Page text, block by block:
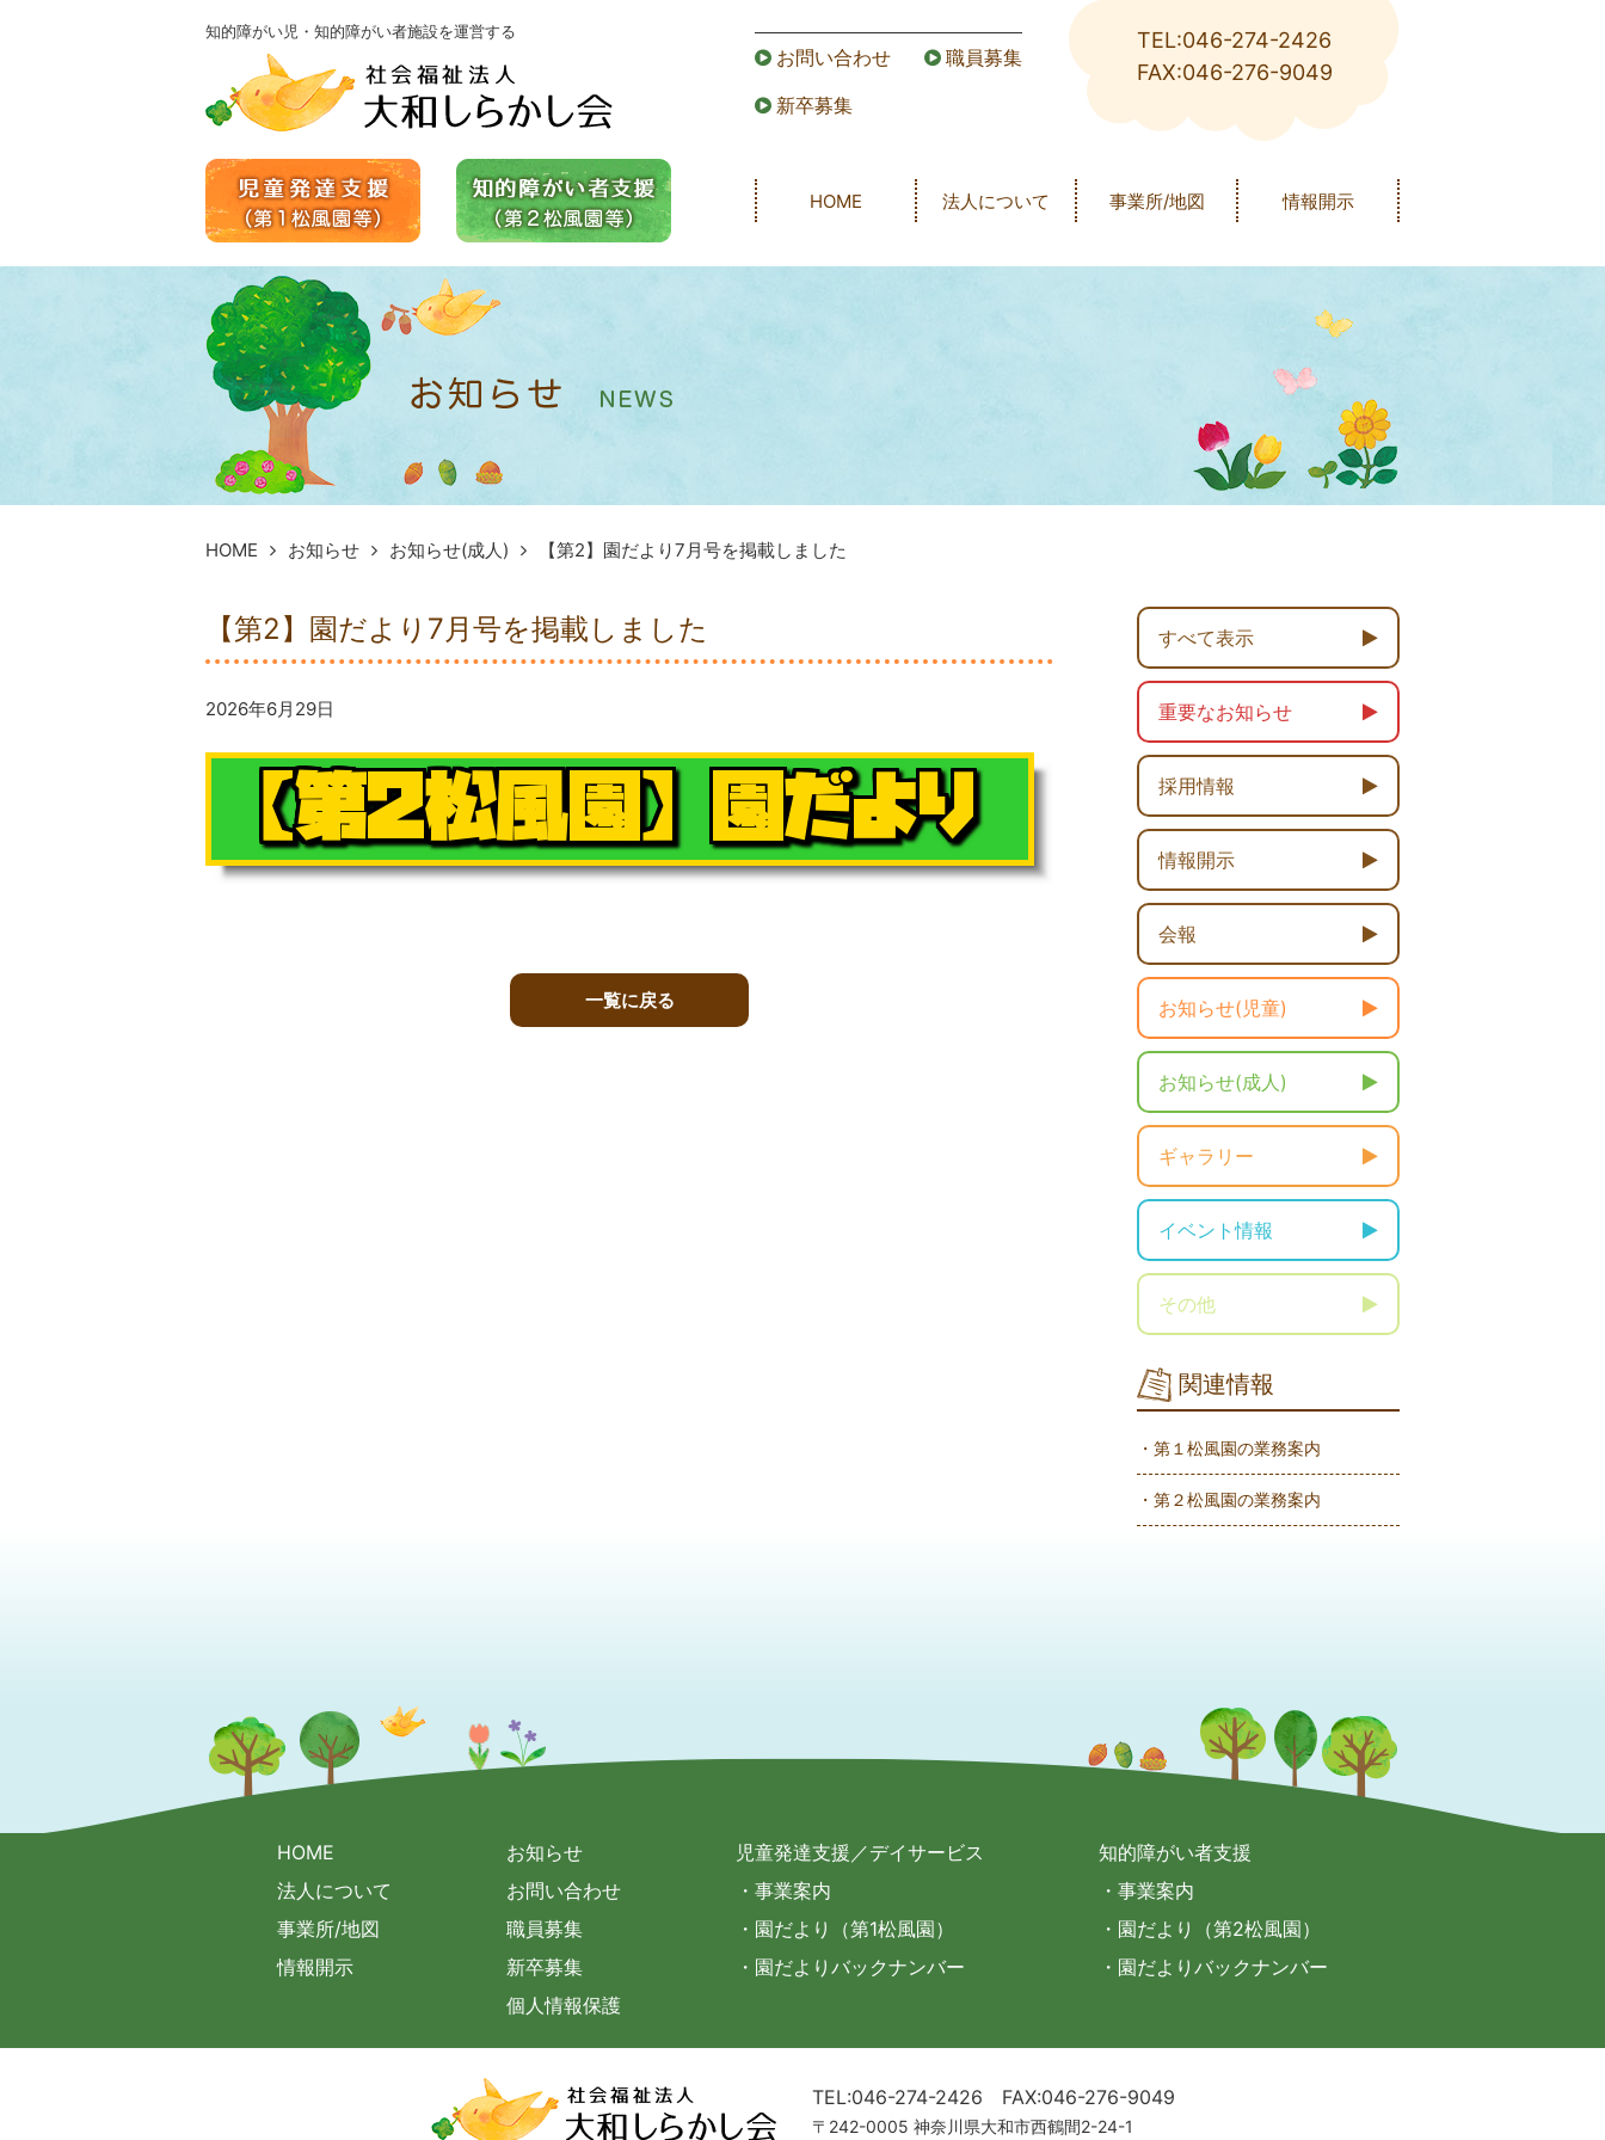
知的障がい児・知的障がい者施設を運営する
お問い合わせ
職員募集
新卒募集
TEL:046-274-2426
FAX:046-276-9049
HOME 法人について 事業所/地図 情報開示
HOME お知らせ お知らせ(成人) 【第2】園だより7月号を掲載しました
【第2】園だより7月号を掲載しました
2026年6月29日
一覧に戻る
すべて表示
重要なお知らせ
採用情報
情報開示
会報
お知らせ(児童)
お知らせ(成人)
ギャラリー
イベント情報
その他
関連情報
・第１松風園の業務案内
・第２松風園の業務案内
HOME
法人について
事業所/地図
情報開示
お知らせ
お問い合わせ
職員募集
新卒募集
個人情報保護
児童発達支援／デイサービス
・事業案内
・園だより（第1松風園）
・園だよりバックナンバー
知的障がい者支援
・事業案内
・園だより（第2松風園）
・園だよりバックナンバー
TEL:046-274-2426 FAX:046-276-9049
〒242-0005 神奈川県大和市西鶴間2-24-1